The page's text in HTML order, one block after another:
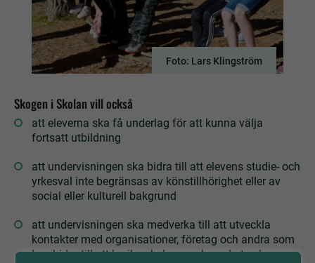
Foto: Lars Klingström
Skogen i Skolan vill också
att eleverna ska få underlag för att kunna välja
fortsatt utbildning
att undervisningen ska bidra till att elevens studie- och
yrkesval inte begränsas av könstillhörighet eller av
social eller kulturell bakgrund
att undervisningen ska medverka till att utveckla
kontakter med organisationer, företag och andra som
kan bidra till att berika skolans verksamhet och